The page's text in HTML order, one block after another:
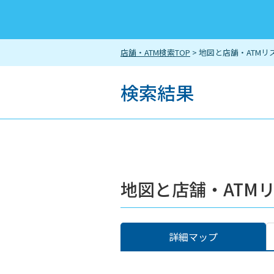
店舗・ATM検索TOP > 地図と店舗・ATMリ
検索結果
地図と店舗・ATM
詳細マップ